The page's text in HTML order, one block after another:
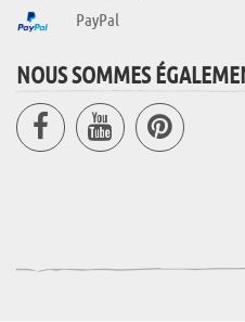
PayPal
NOUS SOMMES